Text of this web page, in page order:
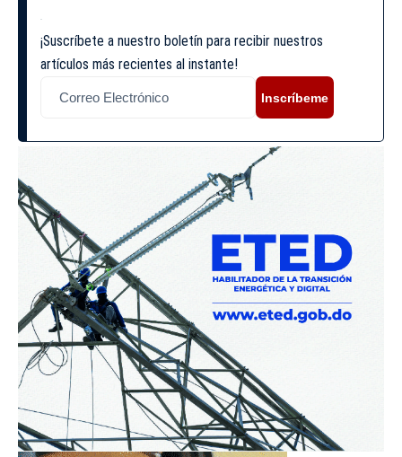
¡Suscríbete a nuestro boletín para recibir nuestros
artículos más recientes al instante!
Inscríbeme